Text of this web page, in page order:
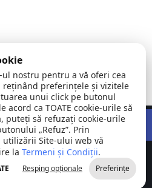
Comuna
Stejaru |
județul Tulcea
©
2026
Toate
drepturile
rezervate
Relații Publice SRL
nostru pentru a vă oferi cea
reținând preferințele și vizitele
unui click pe butonul
acord ca TOATE cookie-urile să
puteți să refuzați cookie-urile
„Refuz”. Prin
Site-ului web vă
la Termeni și Condiții.
Resping opționale Preferințe